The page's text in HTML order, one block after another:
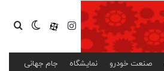
اینستاگرامآپاراتتغییر
صنعت خودرو نمایشگاه جام جهانی